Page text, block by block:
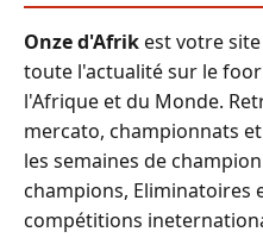
Onze d'Afrikest votre
toute l'actualité sur le
l'Afrique et du Monde.
mercato, championnats
les semaines de
champions, Eliminatoires
compétitions